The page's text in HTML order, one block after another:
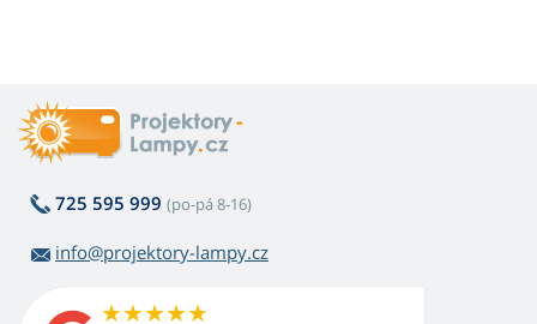
725 595 999 (po-pá 8-16)
info@projektory-lampy.cz